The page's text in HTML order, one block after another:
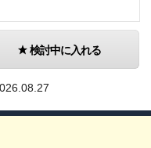
検討中に入れる